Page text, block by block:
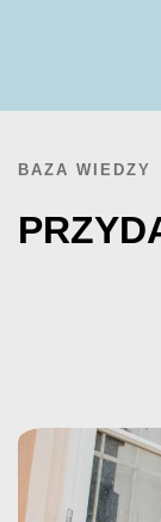
BAZA WIEDZY